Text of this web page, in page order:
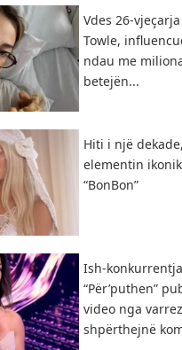
Vdes 26-
Towle,
ndau me
betejën...
Hiti i një
elementin
“BonBon”
Ish-
“Për’puthen”
video nga
shpërthejnë